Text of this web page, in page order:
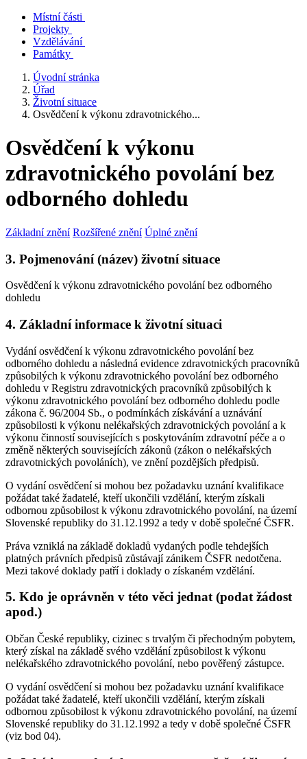
Místní části
Projekty
Vzdělávání
Památky
Úvodní stránka
Úřad
Životní situace
Osvědčení k výkonu zdravotnického...
Osvědčení k výkonu
zdravotnického povolání bez
odborného dohledu
Základní znění Rozšířené znění Úplné znění
3. Pojmenování (název) životní situace
Osvědčení k výkonu zdravotnického povolání bez odborného
dohledu
4. Základní informace k životní situaci
Vydání osvědčení k výkonu zdravotnického povolání bez
odborného dohledu a následná evidence zdravotnických pracovníků
způsobilých k výkonu zdravotnického povolání bez odborného
dohledu v Registru zdravotnických pracovníků způsobilých k
výkonu zdravotnického povolání bez odborného dohledu podle
zákona č. 96/2004 Sb., o podmínkách získávání a uznávání
způsobilosti k výkonu nelékařských zdravotnických povolání a k
výkonu činností souvisejících s poskytováním zdravotní péče a o
změně některých souvisejících zákonů (zákon o nelékařských
zdravotnických povoláních), ve znění pozdějších předpisů.
O vydání osvědčení si mohou bez požadavku uznání kvalifikace
požádat také žadatelé, kteří ukončili vzdělání, kterým získali
odbornou způsobilost k výkonu zdravotnického povolání, na území
Slovenské republiky do 31.12.1992 a tedy v době společné ČSFR.
Práva vzniklá na základě dokladů vydaných podle tehdejších
platných právních předpisů zůstávají zánikem ČSFR nedotčena.
Mezi takové doklady patří i doklady o získaném vzdělání.
5. Kdo je oprávněn v této věci jednat (podat žádost
apod.)
Občan České republiky, cizinec s trvalým či přechodným pobytem,
který získal na základě svého vzdělání způsobilost k výkonu
nelékařského zdravotnického povolání, nebo pověřený zástupce.
O vydání osvědčení si mohou bez požadavku uznání kvalifikace
požádat také žadatelé, kteří ukončili vzdělání, kterým získali
odbornou způsobilost k výkonu zdravotnického povolání, na území
Slovenské republiky do 31.12.1992 a tedy v době společné ČSFR
(viz bod 04).